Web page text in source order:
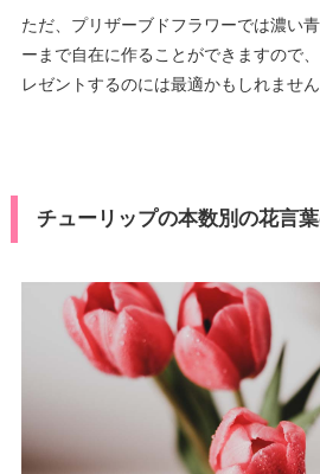
ただ、プリザーブドフラワーでは濃い
ーまで自在に作ることができますので
レゼントするのには最適かもしれません
チューリップの本数別の花言